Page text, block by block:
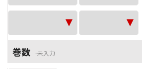
巻数 未入力